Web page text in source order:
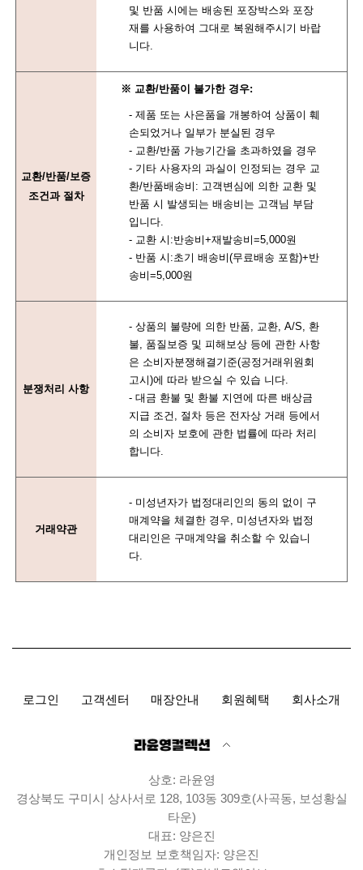
및 반품 시에는 배송된 포장박스와 포장
재를 사용하여 그대로 복원해주시기 바랍
니다.
교환/반품/보증
조건과 절차
※ 교환/반품이 불가한 경우:
- 제품 또는 사은품을 개봉하여 상품이 훼
손되었거나 일부가 분실된 경우
- 교환/반품 가능기간을 초과하였을 경우
- 기타 사용자의 과실이 인정되는 경우 교
환/반품배송비: 고객변심에 의한 교환 및
반품 시 발생되는 배송비는 고객님 부담
입니다.
- 교환 시:반송비+재발송비=5,000원
- 반품 시:초기 배송비(무료배송 포함)+반
송비=5,000원
분쟁처리 사항
- 상품의 불량에 의한 반품, 교환, A/S, 환
불, 품질보증 및 피해보상 등에 관한 사항
은 소비자분쟁해결기준(공정거래위원회
고시)에 따라 받으실 수 있습 니다.
- 대금 환불 및 환불 지연에 따른 배상금
지급 조건, 절차 등은 전자상 거래 등에서
의 소비자 보호에 관한 법률에 따라 처리
합니다.
거래약관
- 미성년자가 법정대리인의 동의 없이 구
매계약을 체결한 경우, 미성년자와 법정
대리인은 구매계약을 취소할 수 있습니
다.
로그인 고객센터 매장안내 회원혜택 회사소개
상호: 라윤영
경상북도 구미시 상사서로 128, 103동 309호(사곡동, 보성황실
타운)
대표: 양은진
개인정보 보호책임자: 양은진